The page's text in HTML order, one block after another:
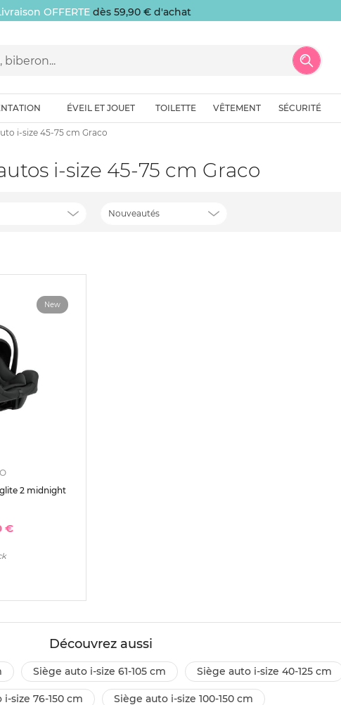
OFFERTE dès 59,90 € d'achat
ÉVEIL ET JOUET TOILETTE VÊTEMENT SÉCURITÉ
i-size 45-75 cm Graco
autos i-size 45-75 cm Graco
Nouveautés
New
2 midnight
€
Découvrez aussi
siège auto i-size 61-105 cm siège auto i-size 40-125 cm
i-size 76-150 cm siège auto i-size 100-150 cm